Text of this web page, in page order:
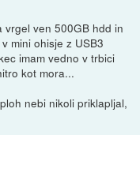
vrgel ven 500GB hdd in
mini ohisje z USB3
imam vedno v trbici
kot mora...
nebi nikoli priklapljal,